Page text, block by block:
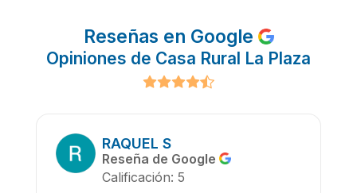
Reseñas en Google
Opiniones de Casa Rural La Plaza
RAQUEL S
Reseña de Google
Calificación: 5